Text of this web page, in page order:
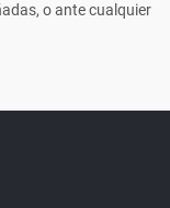
o ante cualquier